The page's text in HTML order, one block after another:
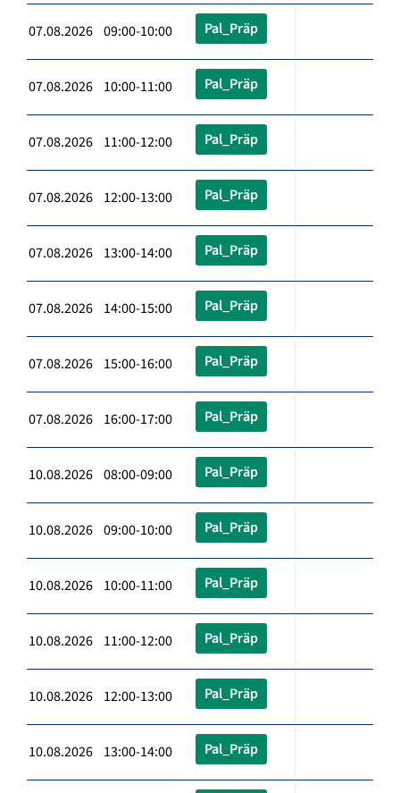
07.08.2026 09:00-10:00 Pal_Präp
07.08.2026 10:00-11:00 Pal_Präp
07.08.2026 11:00-12:00 Pal_Präp
07.08.2026 12:00-13:00 Pal_Präp
07.08.2026 13:00-14:00 Pal_Präp
07.08.2026 14:00-15:00 Pal_Präp
07.08.2026 15:00-16:00 Pal_Präp
07.08.2026 16:00-17:00 Pal_Präp
10.08.2026 08:00-09:00 Pal_Präp
10.08.2026 09:00-10:00 Pal_Präp
10.08.2026 10:00-11:00 Pal_Präp
10.08.2026 11:00-12:00 Pal_Präp
10.08.2026 12:00-13:00 Pal_Präp
10.08.2026 13:00-14:00 Pal_Präp